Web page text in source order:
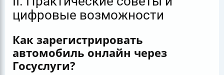
цифровые возможности
Как зарегистрировать
автомобиль онлайн через
Госуслуги?